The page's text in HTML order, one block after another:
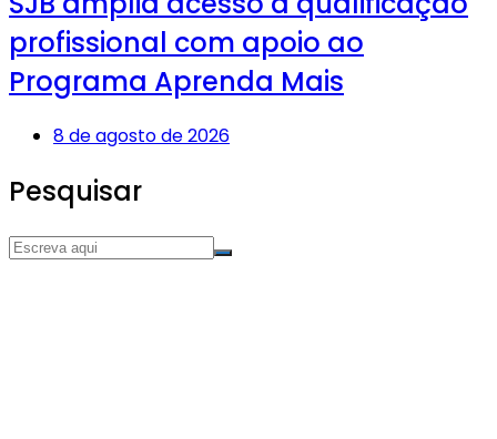
profissional com apoio ao
Programa Aprenda Mais
8 de agosto de 2026
Pesquisar